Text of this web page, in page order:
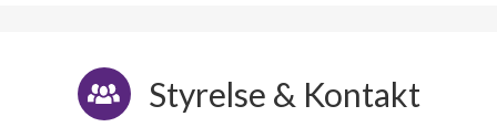
Styrelse & Kontakt